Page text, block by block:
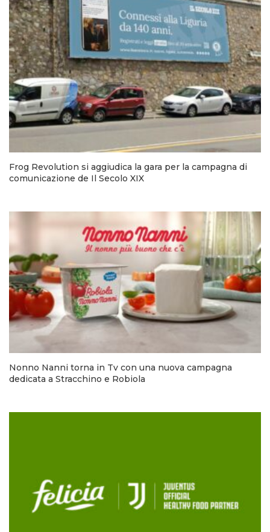
Frog Revolution si aggiudica la gara per la campagna di
comunicazione de Il Secolo XIX
Nonno Nanni torna in Tv con una nuova campagna
dedicata a Stracchino e Robiola